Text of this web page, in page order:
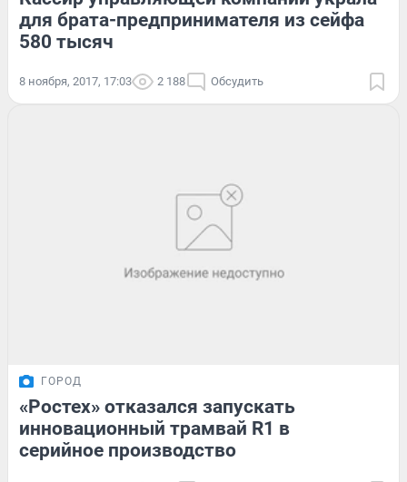
для брата-предпринимателя из сейфа
580 тысяч
8 ноября, 2017, 17:03 2 188 Обсудить
ГОРОД
«Ростех» отказался запускать
инновационный трамвай R1 в
серийное производство